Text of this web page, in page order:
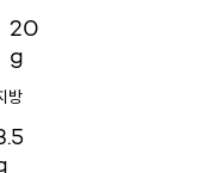
20
g
방